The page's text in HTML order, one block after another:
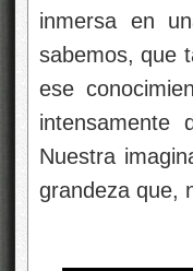
inmersa en
sabemos, que
ese
intensamente
Nuestra
grandeza que,